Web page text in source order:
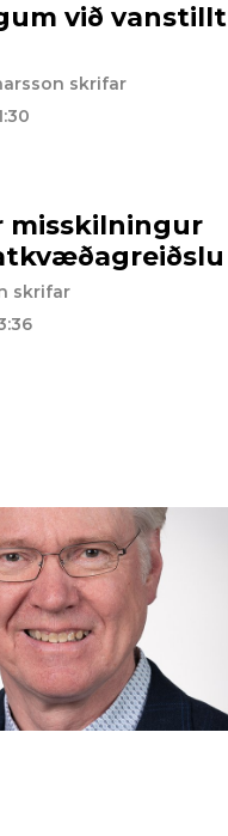
við vanstillt
skrifar
skrifar